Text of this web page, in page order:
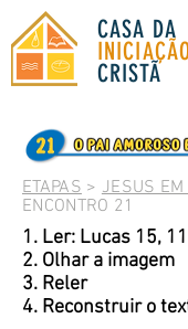
CASA DA
CRISTÃ
ETAPAS> JESUS
ENCONTRO 21
1. Ler: Lucas 15,
2. Olhar a imagem
3. Reler
4. Reconstruir o